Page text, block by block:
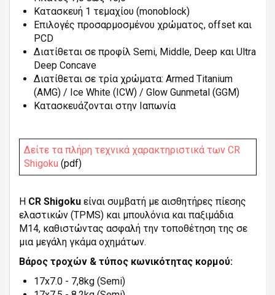
Κατασκευή 1 τεμαχίου (monoblock)
Επιλογές προσαρμοσμένου χρώματος, offset και
PCD
Διατίθεται σε προφίλ Semi, Middle, Deep και Ultra
Deep Concave
Διατίθεται σε τρία χρώματα: Armed Titanium
(AMG) / Ice White (ICW) / Glow Gunmetal (GGM)
Κατασκευάζονται στην Ιαπωνία
Δείτε τα πλήρη τεχνικά χαρακτηριστικά των CR
Shigoku (pdf)
Η CR Shigoku είναι συμβατή με αισθητήρες πίεσης
ελαστικών (TPMS) και μπουλόνια και παξιμάδια
M14, καθιστώντας ασφαλή την τοποθέτηση της σε
μια μεγάλη γκάμα οχημάτων.
Βάρος τροχών & τύπος κωνικότητας κορμού:
17x7.0 - 7,8kg (Semi)